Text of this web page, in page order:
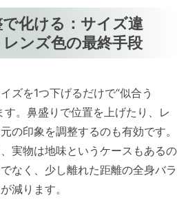
化ける：サイズ違
ンズ色の最終手段
ズを1つ下げるだけで“似合う
す。鼻盛りで位置を上げたり、レ
の印象を調整するのも有効です。
実物は地味というケースもあるの
なく、少し離れた距離の全身バラ
減ります。